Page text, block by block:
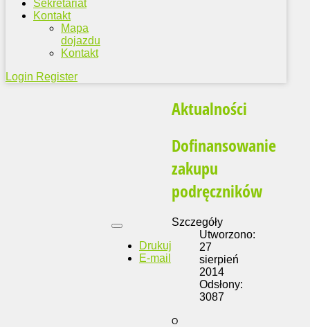
Sekretariat
Kontakt
Mapa
dojazdu
Kontakt
Login Register
Aktualności
Dofinansowanie
zakupu
podręczników
Drukuj
E-mail
Szczegóły
Utworzono:
27
sierpień
2014
Odsłony:
3087
O